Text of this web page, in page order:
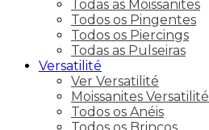
Todas as Moissanites
Todos os Pingentes
Todos os Piercings
Todas as Pulseiras
Versatilité
Ver Versatilité
Moissanites Versatilité
Todos os Anéis